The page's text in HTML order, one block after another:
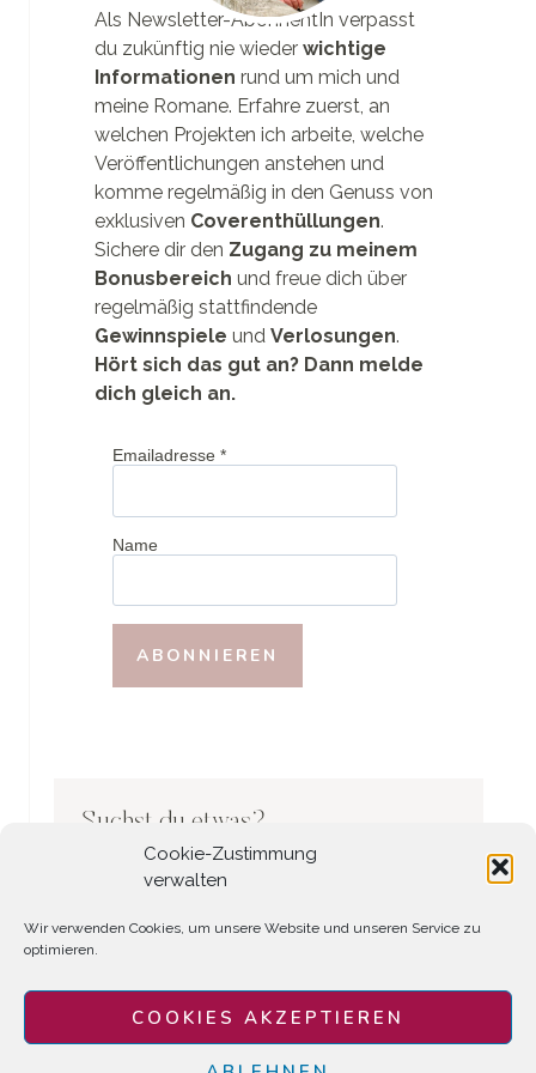
Cookie-Zustimmung
verwalten
Wir verwenden Cookies, um unsere Website und unseren Service zu
optimieren.
COOKIES AKZEPTIEREN
Als Newsletter-AbonnentIn verpasst
du zukünftig nie wiederwichtige
Informationen rund um mich und
meine Romane. Erfahre zuerst, an
welchen Projekten ich arbeite, welche
Veröffentlichungen anstehen und
komme regelmäßig in den Genuss von
exklusiven Coverenthüllungen.
Sichere dir den Zugang zu meinem
Bonusbereich und freue dich über
regelmäßig stattfindende
Gewinnspiele undVerlosungen.
Hört sich das gut an? Dann melde
dich gleich an.
Emailadresse*
Name
Suchst du etwas?
Search